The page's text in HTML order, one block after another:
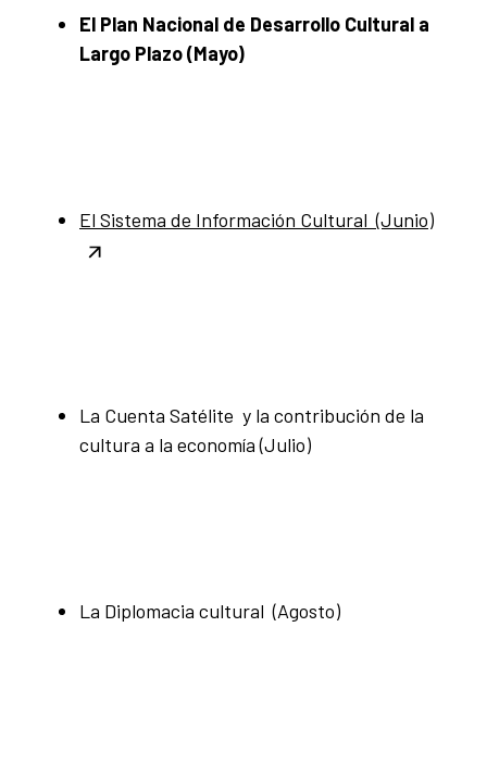
El Plan Nacional de Desarrollo Cultural a
Largo Plazo (Mayo)
El Sistema de Información Cultural (Junio)
La Cuenta Satélite y la contribución de la
cultura a la economía (Julio)
La Diplomacia cultural (Agosto)